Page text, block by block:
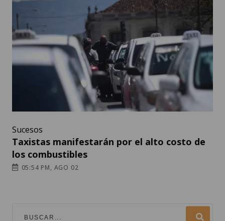
Sucesos
Taxistas manifestarán por el alto costo de
los combustibles
05:54 PM, AGO 02